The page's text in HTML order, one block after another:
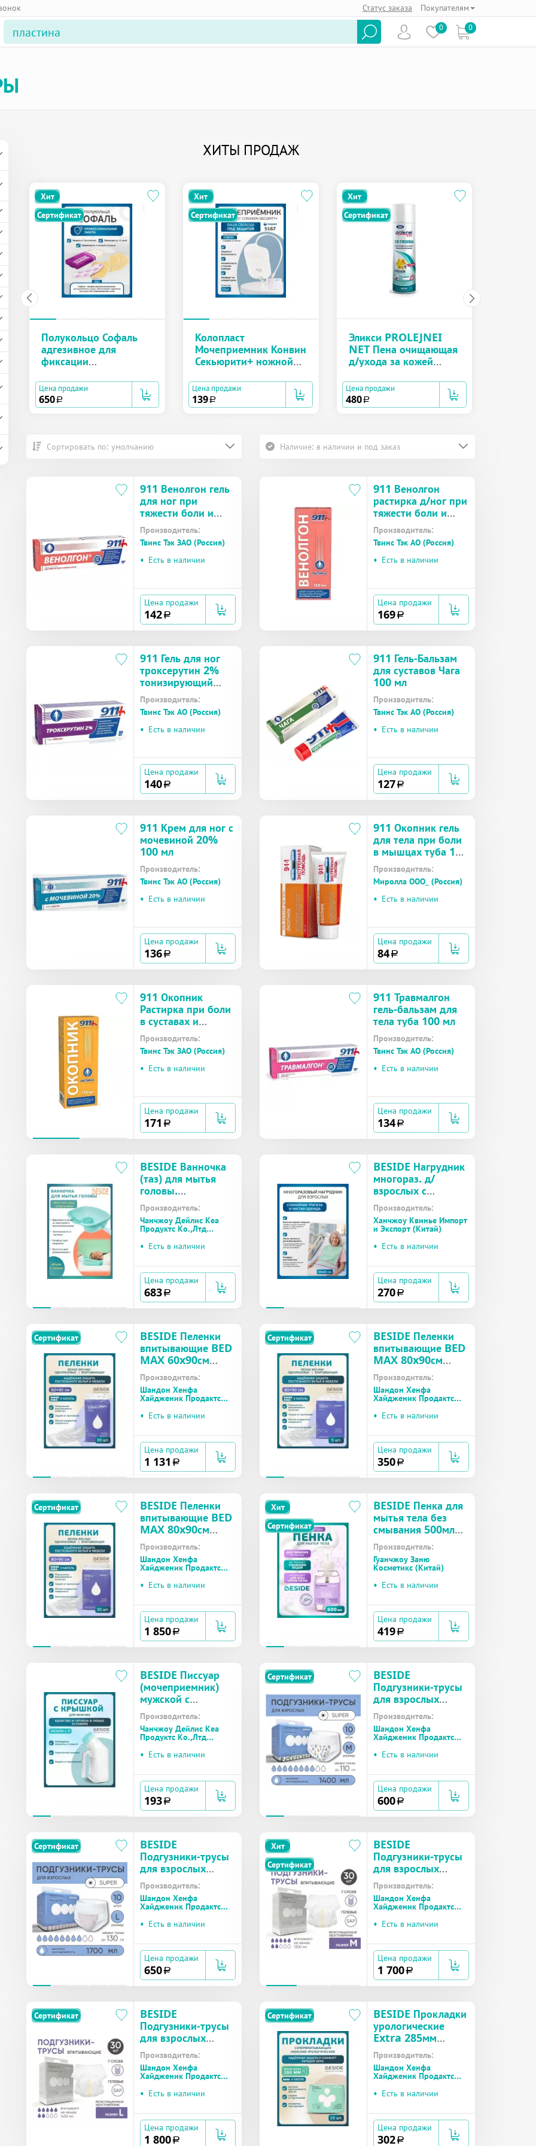
Статус заказа Покупателям
0 0
ХИТЫ ПРОДАЖ
Хит
Сертификат
Полукольцо Софаль
адгезивное для
фиксации
уроприемников №10
Цена продажи
650a
Хит
Сертификат
Колопласт
Мочеприемник Конвин
Секьюрити+ ножной
см, объем 750 мл №1
(5167)
Цена продажи
139a
Хит
Сертификат
Эликси PROLEJNEI
NET Пена очищающая
д/ухода за кожей
прополисом аэрозоль
450 мл
Цена продажи
480a
Сортировать по: умолчанию Наличие: в наличии и под заказ
911 Венолгон гель
для ног при
тяжести боли и
отеках туба 100 мл
Производитель:
Твинс Тэк ЗАО (Россия)
• Есть в наличии
Цена продажи
142a
911 Венолгон
растирка д/ног при
тяжести боли и
отеках туба 150 мл
Производитель:
Твинс Тэк АО (Россия)
• Есть в наличии
Цена продажи
169a
911 Гель для ног
троксерутин 2%
тонизирующий
охлаждающий 50
мл
Производитель:
Твинс Тэк АО (Россия)
• Есть в наличии
Цена продажи
140a
911 Гель-Бальзам
для суставов Чага
100 мл
Производитель:
Твинс Тэк АО (Россия)
• Есть в наличии
Цена продажи
127a
911 Крем для ног с
мочевиной 20%
100 мл
Производитель:
Твинс Тэк АО (Россия)
• Есть в наличии
Цена продажи
136a
911 Окопник гель
для тела при боли
в мышцах туба 100
мл
Производитель:
Миролла ООО_ (Россия)
• Есть в наличии
Цена продажи
84a
911 Окопник
Растирка при боли
в суставах и
мышцах туба 150
мл
Производитель:
Твинс Тэк ЗАО (Россия)
• Есть в наличии
Цена продажи
171 a
911 Травмалгон
гель-бальзам для
тела туба 100 мл
Производитель:
Твинс Тэк АО (Россия)
• Есть в наличии
Цена продажи
134a
BESIDE Ванночка
(таз) для мытья
головы.
бирюзовый арт.
27323
Производитель:
Чанчжоу Дейлис Кеа
Продуктс Ко.,Лтд
(Китай)
• Есть в наличии
Цена продажи
683a
BESIDE Нагрудник
многораз. д/
взрослых с
карманом 45х65 см
зелёный (25964)
№1
Производитель:
Ханчжоу Квинье Импорт
и Экспорт (Китай)
• Есть в наличии
Цена продажи
270a
Сертификат
BESIDE Пеленки
впитывающие BED
MAX 60x90см
(28708) 9 кап №30
Производитель:
Шандон Хенфа
Хайдженик Продактс
(Китай)
• Есть в наличии
Цена продажи
1 131 a
Сертификат
BESIDE Пеленки
впитывающие BED
MAX 80x90см
(28709) №5
Производитель:
Шандон Хенфа
Хайдженик Продактс
(Китай)
• Есть в наличии
Цена продажи
350a
Сертификат
BESIDE Пеленки
впитывающие BED
MAX 80x90см
(28711) 9 кап №30
Производитель:
Шандон Хенфа
Хайдженик Продактс
(Китай)
• Есть в наличии
Цена продажи
1 850a
Хит
Сертификат
BESIDE Пенка для
мытья тела без
смывания 500мл
(28356) №1
Производитель:
Гуанчжоу Заню
Косметикс (Китай)
• Есть в наличии
Цена продажи
419a
BESIDE Писсуар
(мочеприемник)
мужской с
крышкой
арт.29388
Производитель:
Чанчжоу Дейлис Кеа
Продуктс Ко.,Лтд
(Китай)
• Есть в наличии
Цена продажи
193a
Сертификат
BESIDE
Подгузники-трусы
для взрослых
Active Art super
(28104) р.M №10
Производитель:
Шандон Хенфа
Хайдженик Продактс
(Китай)
• Есть в наличии
Цена продажи
600a
Сертификат
BESIDE
Подгузники-трусы
для взрослых
Active Art super
(28105) р.L №10
Производитель:
Шандон Хенфа
Хайдженик Продактс
(Китай)
• Есть в наличии
Цена продажи
650a
Хит
Сертификат
BESIDE
Подгузники-трусы
для взрослых
Active Optima
Normal (30365)
р.M №30
Производитель:
Шандон Хенфа
Хайдженик Продактс
(Китай)
• Есть в наличии
Цена продажи
1 700a
Сертификат
BESIDE
Подгузники-трусы
для взрослых
Active Optima
Normal (30366)
р.L №30
Производитель:
Шандон Хенфа
Хайдженик Продактс
(Китай)
• Есть в наличии
Цена продажи
1 800a
Сертификат
BESIDE Прокладки
урологические
Extra 285мм
(26437) №15
Производитель:
Шандон Хенфа
Хайдженик Продактс
(Китай)
• Есть в наличии
Цена продажи
302a